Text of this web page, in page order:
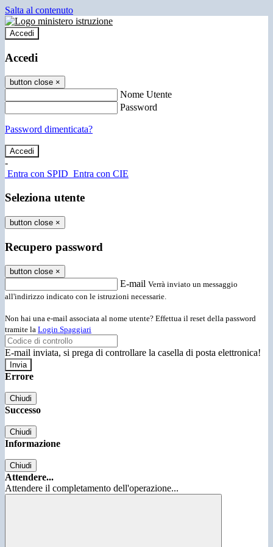
Salta al contenuto
Accedi
Accedi
button close ×
Nome Utente
Password
Password dimenticata?
-
Entra con SPID Entra con CIE
Seleziona utente
button close ×
Recupero password
button close ×
E-mail Verrà inviato un messaggio
all'indirizzo indicato con le istruzioni necessarie.
Non hai una e-mail associata al nome utente? Effettua il reset della password
tramite la Login Spaggiari
E-mail inviata, si prega di controllare la casella di posta elettronica!
Errore
Chiudi
Successo
Chiudi
Informazione
Chiudi
Attendere...
Attendere il completamento dell'operazione...